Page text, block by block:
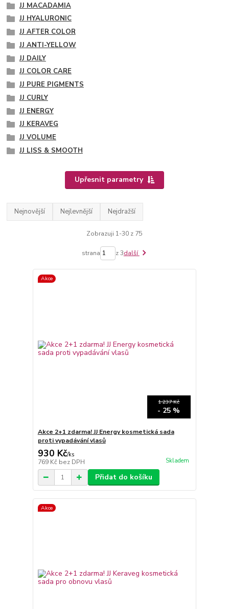
JJ MACADAMIA
JJ HYALURONIC
JJ AFTER COLOR
JJ ANTI-YELLOW
JJ DAILY
JJ COLOR CARE
JJ PURE PIGMENTS
JJ CURLY
JJ ENERGY
JJ KERAVEG
JJ VOLUME
JJ LISS & SMOOTH
Upřesnit parametry
Nejnovější Nejlevnější Nejdražší
Zobrazuji 1-30 z 75
strana z 3další
Akce
1 237 Kč
- 25 %
Akce 2+1 zdarma! JJ Energy kosmetická sada
proti vypadávání vlasů
930 Kč/ks
769 Kč bez DPH Skladem
Přidat do košíku
Akce